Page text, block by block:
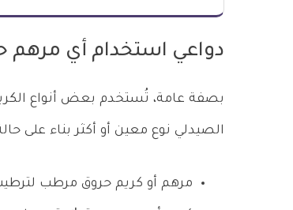
دواعي استخدام أي مرهم
بصفة عامة، تُستخدم بعض أنواع
الصيدلي نوع معين أو أكثر بناء على
مرهم أو كريم حروق مرطب